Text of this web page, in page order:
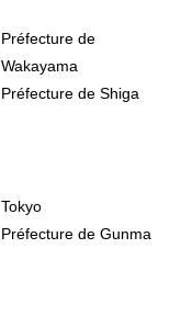
Préfecture de
Wakayama
Préfecture de Shiga
Tokyo
Préfecture de Gunma